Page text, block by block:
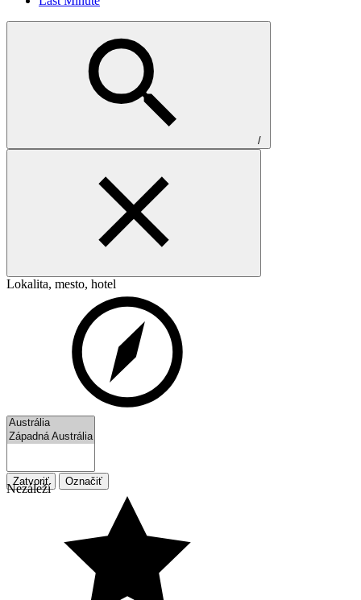
/
Lokalita, mesto, hotel
Zatvoriť Označiť
Nezáleží